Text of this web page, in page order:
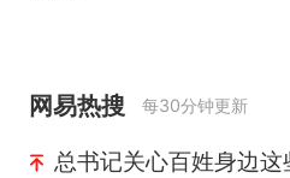
网易热搜 每30分钟更新
总书记关心百姓身边